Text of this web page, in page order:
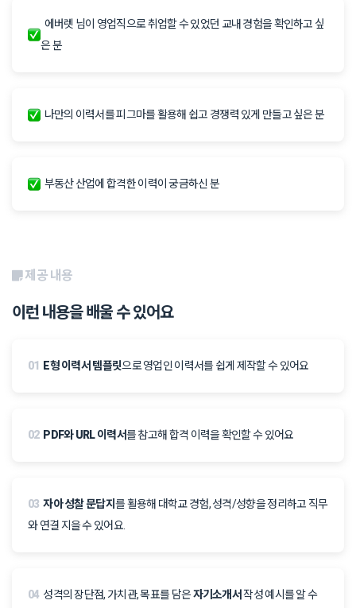
에버렛 님이 영업직으로 취업할 수 있었던 교내 경험을 확인하고 싶
은 분
나만의 이력서를 피그마를 활용해 쉽고 경쟁력 있게 만들고 싶은 분
부동산 산업에 합격한 이력이 궁금하신 분
제공 내용
이런 내용을 배울 수 있어요
01 E형 이력서 템플릿으로 영업인 이력서를 쉽게 제작할 수 있어요
02 PDF와 URL 이력서를 참고해 합격 이력을 확인할 수 있어요
03 자아 성찰 문답지를 활용해 대학교 경험, 성격/성향을 정리하고 직무
와 연결 지을 수 있어요.
04 성격의 장단점, 가치관, 목표를 담은자기소개서 작성 예시를 알 수